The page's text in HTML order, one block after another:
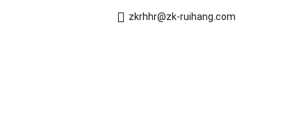
zkrhhr@zk-ruihang.com